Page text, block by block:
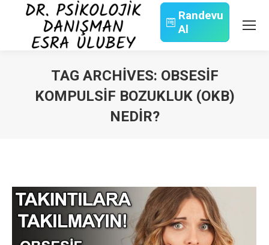
Randevu
Al
TAG ARCHIVES: OBSESIF
KOMPULSIF BOZUKLUK (OKB)
NEDIR?